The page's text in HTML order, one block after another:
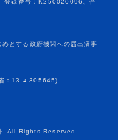
登録番号：K250020096、合
とする政府機関への届出済事
：13-ﾕ-305645)